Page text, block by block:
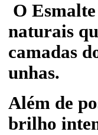
O
naturais
camadas
unhas.
Além de
brilho